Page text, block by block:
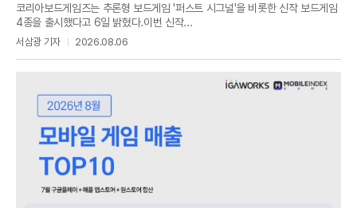
코리아보드게임즈는 추론형 보드게임 '퍼스트 시그널'을 비롯한 신작 보드게임
4종을 출시했다고 6일 밝혔다.이번 신작...
서삼광 기자 2026.08.06